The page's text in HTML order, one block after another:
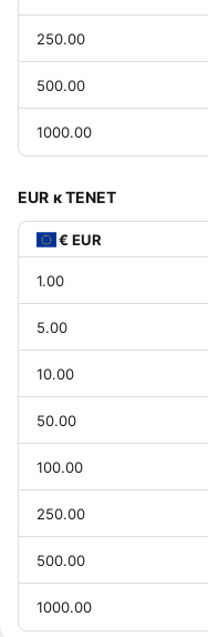
250.00
500.00
1000.00
EUR к TENET
€ EUR
1.00
5.00
10.00
50.00
100.00
250.00
500.00
1000.00